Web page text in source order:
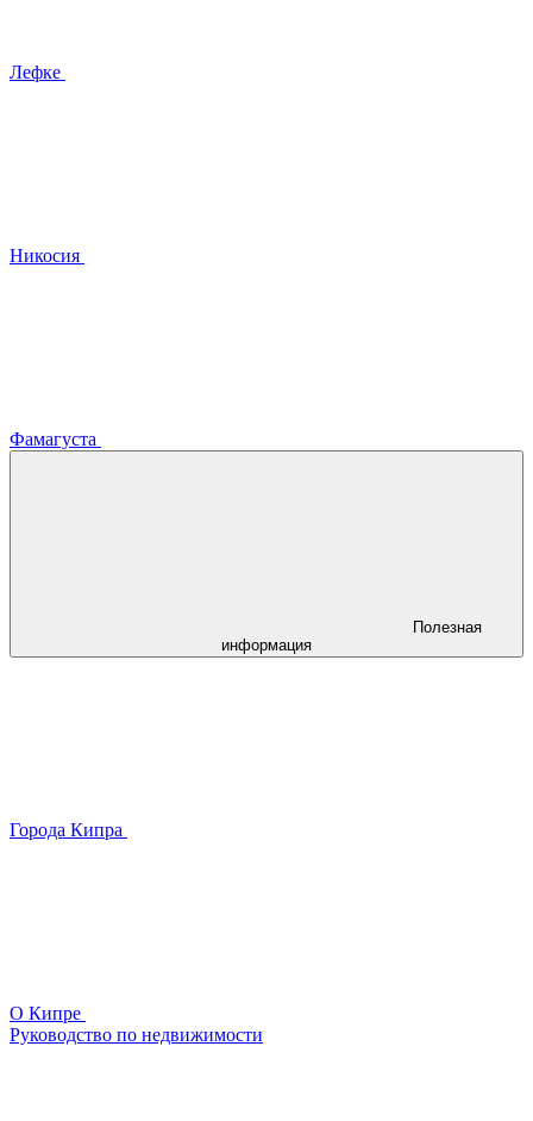
Лефке
Никосия
Фамагуста
Полезная
информация
Города Кипра
О Кипре
Руководство по недвижимости